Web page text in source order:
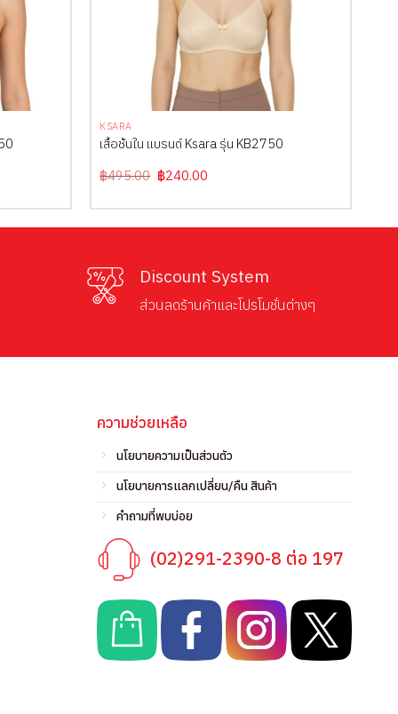
KSARA
เสื้อชั้นใน แบรนด์ Ksara รุ่น KB2750
฿495.00 Original
price
฿495.00.
฿240.00Current
฿240.00.
Discount System
ส่วนลดร้านค้าและโปรโมชั่นต่างๆ
ความช่วยเหลือ
นโยบายความเป็นส่วนตัว
นโยบายการแลกเปลี่ยน/คืน สินค้า
คำถามที่พบบ่อย
(02)291-2390-8 ต่อ 197